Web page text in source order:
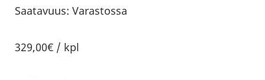
Saatavuus: Varastossa
329,00€ / kpl